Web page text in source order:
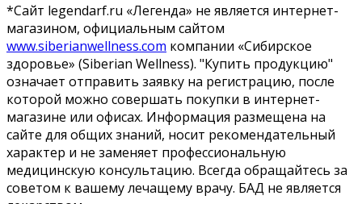
*Сайт legendarf.ru «Легенда» не является интернет-
магазином, официальным сайтом
www.siberianwellness.com компании «Сибирское
здоровье» (Siberian Wellness). "Купить продукцию"
означает отправить заявку на регистрацию, после
которой можно совершать покупки в интернет-
магазине или офисах. Информация размещена на
сайте для общих знаний, носит рекомендательный
характер и не заменяет профессиональную
медицинскую консультацию. Всегда обращайтесь за
советом к вашему лечащему врачу. БАД не является